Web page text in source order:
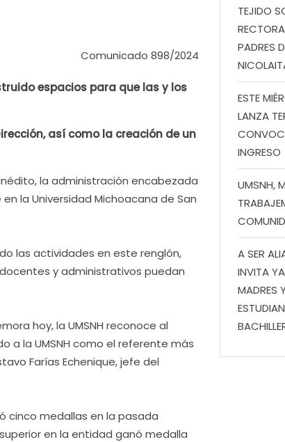
Comunicado 898/2024
espacios para que las y los
así como la creación de un
la administración encabezada
la Universidad Michoacana de San
las actividades en este renglón,
y administrativos puedan
hoy, la UMSNH reconoce al
a la UMSNH como el referente más
Farías Echenique, jefe del
cinco medallas en la pasada
en la entidad ganó medalla
TEJIDO
PADRES
ESTE
LANZA
INGRESO
UMSNH,
A SER
INVITA
MADRES